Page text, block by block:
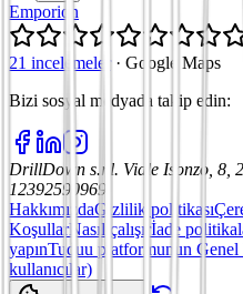
Emporion
21 incelemeler
· Google Maps
Bizi sosyal medyada takip edin:
DrillDown s.r.l. Viale Isonzo, 8,
12392590969
HakkımızdaGizlilik politikası
KoşullarNasıl çalışırİade
yapınTuduu platformunun Genel
kullanıcılar)